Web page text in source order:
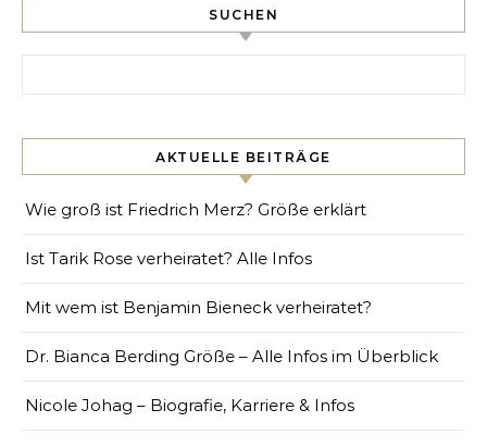
SUCHEN
AKTUELLE BEITRÄGE
Wie groß ist Friedrich Merz? Größe erklärt
Ist Tarik Rose verheiratet? Alle Infos
Mit wem ist Benjamin Bieneck verheiratet?
Dr. Bianca Berding Größe – Alle Infos im Überblick
Nicole Johag – Biografie, Karriere & Infos